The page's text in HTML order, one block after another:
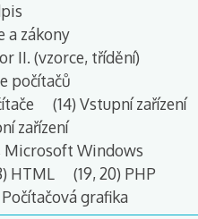
a zákony
II. (vzorce, třídění)
počítačů
(14) Vstupní zařízení
zařízení
Microsoft Windows
HTML
(19, 20) PHP
Počítačová grafika